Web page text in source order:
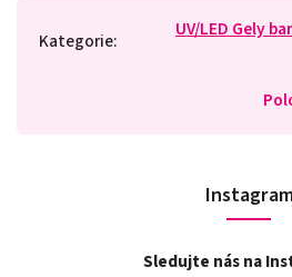
Kategorie:
UV/LED Gely
Sledujte nás na